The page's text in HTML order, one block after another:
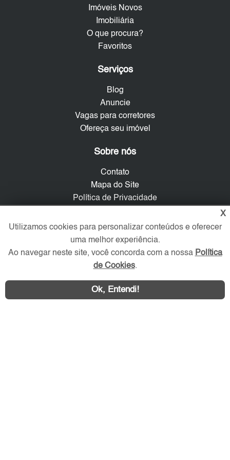
Imóveis Novos
Imobiliária
O que procura?
Favoritos
Serviços
Blog
Anuncie
Vagas para corretores
Ofereça seu imóvel
Sobre nós
Contato
Mapa do Site
Política de Privacidade
Verificada por
Redes Sociais
X
Utilizamos cookies para personalizar conteúdos e oferecer
uma melhor experiência.
Ao navegar neste site, você concorda com a nossa Política
de Cookies.
Ok, Entendi!